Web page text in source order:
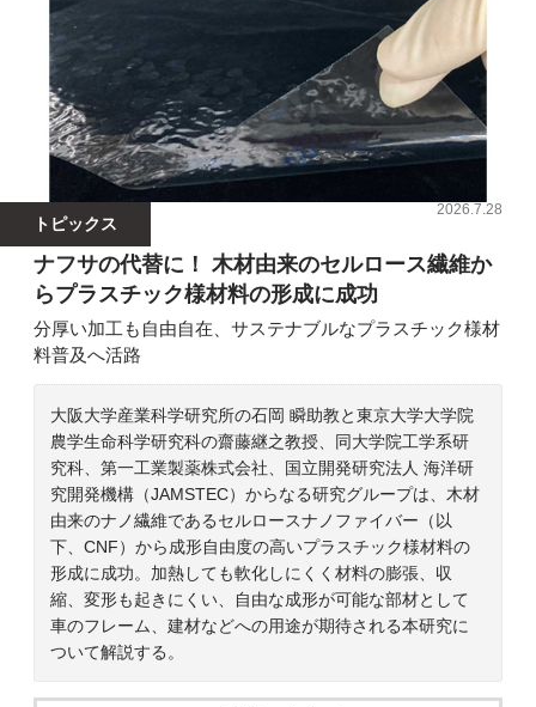
トピックス
2026.7.28
ナフサの代替に！ 木材由来のセルロース繊維か
らプラスチック様材料の形成に成功
分厚い加工も自由自在、サステナブルなプラスチック様材
料普及へ活路
大阪大学産業科学研究所の石岡 瞬助教と東京大学大学院
農学生命科学研究科の齋藤継之教授、同大学院工学系研
究科、第一工業製薬株式会社、国立開発研究法人 海洋研
究開発機構（JAMSTEC）からなる研究グループは、木材
由来のナノ繊維であるセルロースナノファイバー（以
下、CNF）から成形自由度の高いプラスチック様材料の
形成に成功。加熱しても軟化しにくく材料の膨張、収
縮、変形も起きにくい、自由な成形が可能な部材として
車のフレーム、建材などへの用途が期待される本研究に
ついて解説する。